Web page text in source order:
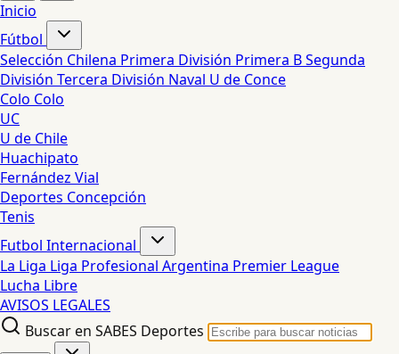
Inicio
Fútbol
Selección Chilena Primera División Primera BSegunda
División Tercera División Naval U de Conce
Colo Colo
UC
U de Chile
Huachipato
Fernández Vial
Deportes Concepción
Tenis
Futbol Internacional
La Liga Liga Profesional Argentina Premier League
Lucha Libre
AVISOS LEGALES
Buscar en SABES Deportes